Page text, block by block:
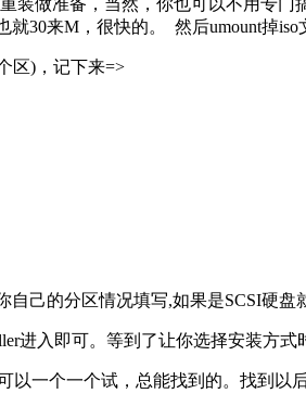
做准备，当然，你也可以不用专门
就30来M，很快的。 然后umount掉
区)，记下来=>
己的分区情况填写,如果是SCSI硬盘
进入即可。等到了让你选择安装方式
一个一个试，总能找到的。找到以